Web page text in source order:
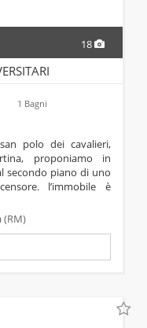
18
1 Bagni
proponiamo in
secondo piano di uno
l’immobile è
(RM)